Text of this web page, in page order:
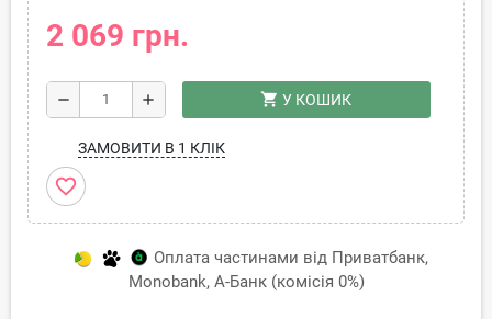
2 069 грн.
remove add shopping_cart У КОШИК
ЗАМОВИТИ В 1 КЛІК
favorite_border
Оплата частинами від Приватбанк,
Monobank, А-Банк (комісія 0%)